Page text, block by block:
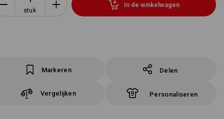
stuk
In de winkelwagen
Markeren Delen
Vergelijken Personaliseren